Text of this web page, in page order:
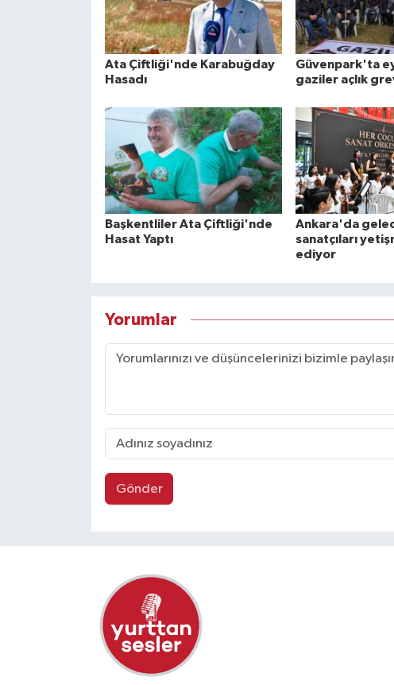
Ata Çiftliği'nde Karabuğday
Hasadı
Güvenpark'ta
gaziler açlık
Başkentliler Ata Çiftliği'nde
Hasat Yaptı
Ankara'da
sanatçıları
ediyor
Yorumlar
Gönder